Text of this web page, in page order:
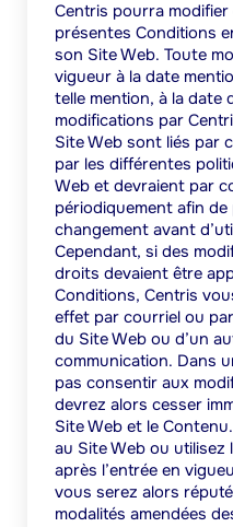
Centris pourra
présentes Conditions
son Site Web. Toute
vigueur à la date
telle mention, à la date
modifications par
Site Web sont liés par
par les différentes
Web et devraient par
périodiquement afin
changement avant
Cependant, si des
droits devaient être
Conditions, Centris
effet par courriel ou
du Site Web ou d’un
communication. Dans
pas consentir aux
devrez alors cesser
Site Web et le
au Site Web ou utilisez
après l’entrée en
vous serez alors
modalités amendées